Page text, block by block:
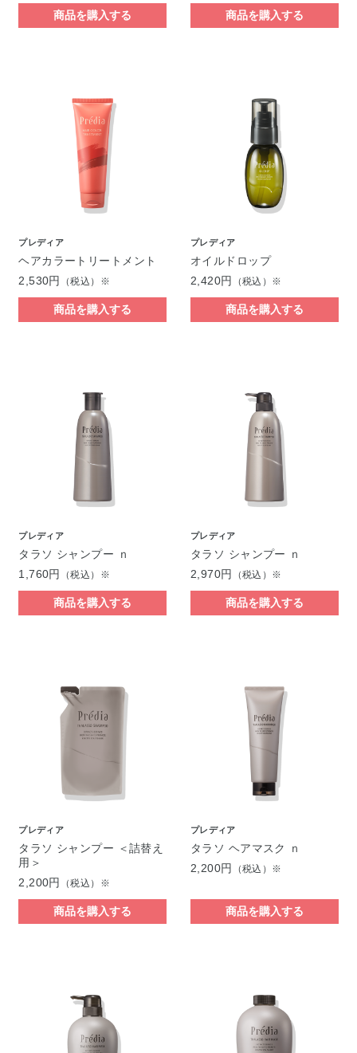
商品を購入する 商品を購入する
プレディア
ヘアカラートリートメント
2,530円
（税込）※
商品を購入する
プレディア
オイルドロップ
2,420円
（税込）※
商品を購入する
プレディア
タラソ シャンプー ｎ
1,760円
（税込）※
商品を購入する
プレディア
タラソ シャンプー ｎ
2,970円
（税込）※
商品を購入する
プレディア
タラソ シャンプー ＜詰替え
用＞
2,200円
（税込）※
商品を購入する
プレディア
タラソ ヘアマスク ｎ
2,200円
（税込）※
商品を購入する